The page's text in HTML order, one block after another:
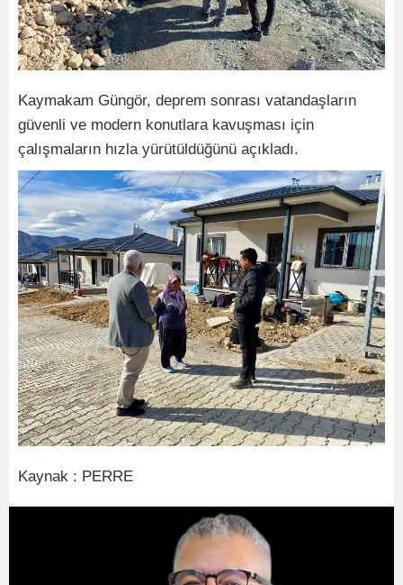
Kaymakam Güngör, deprem sonrası vatandaşların
güvenli ve modern konutlara kavuşması için
çalışmaların hızla yürütüldüğünü açıkladı.
Kaynak : PERRE